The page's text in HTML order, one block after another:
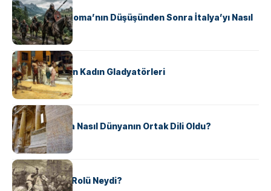
KÜLTÜR
Ostrogotlar Roma’nın Düşüşünden Sonra İtalya’yı Nasıl
Ele Geçirdi?
KÜLTÜR
Antik Roma’nın Kadın Gladyatörleri
KÜLTÜR
Antik Yunanca Nasıl Dünyanın Ortak Dili Oldu?
KÜLTÜR
Valdensler’in Rolü Neydi?